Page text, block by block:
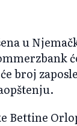
u
broj
Bettine